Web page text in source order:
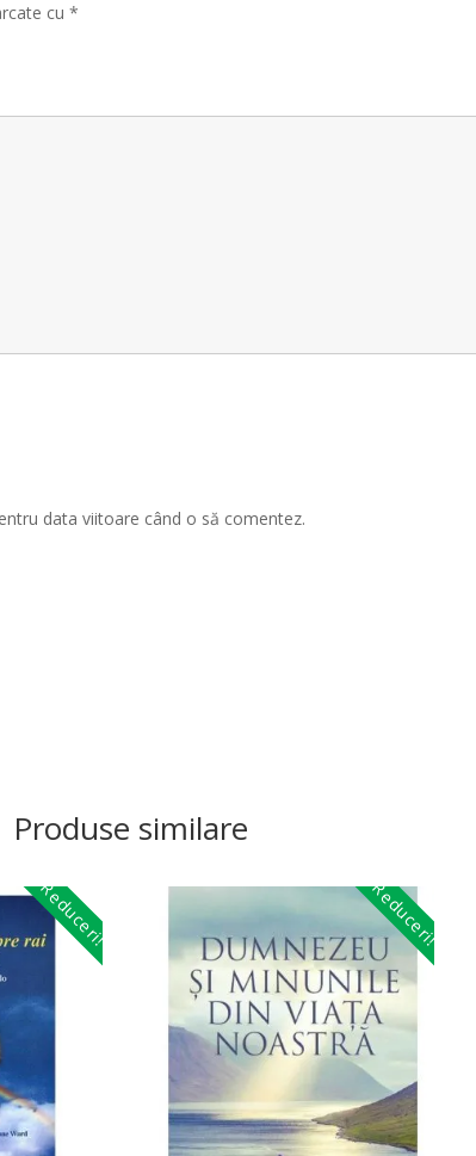
cu*
data viitoare când o să comentez.
Produse similare
Reduceri! Reduceri!